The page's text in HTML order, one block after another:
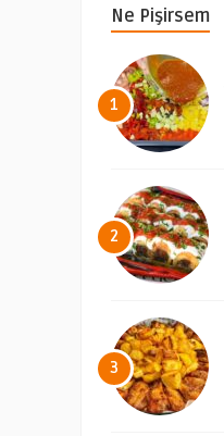
Ne Pişirsem
1
2
3